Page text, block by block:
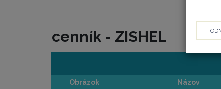
cenník - ZISHEL
Obrázok Názov